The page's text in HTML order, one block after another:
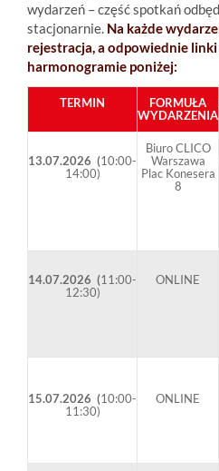
wydarzeń – część spotkań
stacjonarnie. Na każde
rejestracja, a odpowiednie
harmonogramie poniżej:
TERMIN
FORMUŁA
WYDARZENIA
13.07.2026 (10:00-
14:00)
Biuro CLICO
Warszawa
Plac Konesera
8
14.07.2026 (11:00-
12:30)
ONLINE
15.07.2026 (10:00-
11:30)
ONLINE